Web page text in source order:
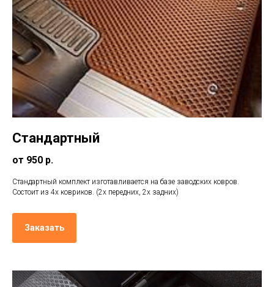
Стандартный
от 950 р.
Стандартный комплект изготавливается на базе заводских ковров.
Состоит из 4х ковриков. (2х передних, 2х задних)
Заказать